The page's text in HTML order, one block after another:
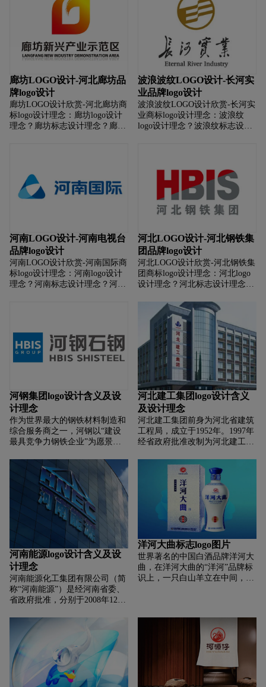
志设计含义？电视台台标商标设
标？如何设计电视台台标标志？
如何设计电视台台标logo？如何
设计电视台台标品牌？
廊坊LOGO设计-河北廊坊品
牌logo设计
廊坊LOGO设计欣赏-河北廊坊商
标logo设计理念：廊坊logo设计
理念？廊坊标志设计理念？廊坊
计廊坊logo？如何设计廊坊品
牌？
波浪波纹LOGO设计-长河实
业品牌logo设计
波浪波纹LOGO设计欣赏-长河实
业商标logo设计理念：波浪纹
logo设计理念？波浪纹标志设计
义？如何设计波浪纹商标？如何
设计波浪纹标志？如何设计波浪
纹logo？如何设计波浪纹品牌？
河南LOGO设计-河南电视台
品牌logo设计
河南LOGO设计欣赏-河南国际商
标logo设计理念：河南logo设计
理念？河南标志设计理念？河南
计河南logo？如何设计河南品
牌？
河北LOGO设计-河北钢铁集
团品牌logo设计
河北LOGO设计欣赏-河北钢铁集
团商标logo设计理念：河北logo
设计理念？河北标志设计理念？
设计含义？河北标志设计含义？
河北商标设计含义？如何设计河
北商标？如何设计河北标志？如
何设计河北logo？如何设计河北
品牌？
河钢集团logo设计含义及设
计理念
作为世界最大的钢铁材料制造和
综合服务商之一，河钢以“建设
最具竞争力钢铁企业”为愿景，
的钢铁材料和工业服务解决方
案。目前，河钢已经成为中国第
一大家电用钢、第二大汽车用钢
供应商，海洋工程、建筑桥梁用
钢领军企业，在MPI 中国钢铁企
业竞争力排名中获“竞争力极强”
最高评级，是世界钢铁协会会
长、中国钢铁工业协会轮值会长
单位。近年来，河钢树立全球、
全产业链理念，推进“钢铁向材
料”“制造向服务”的转型升级，形
成钢铁材料、新兴产业、海外事
业与产业金融深度融合、高效协
同的格局，努力成为具有世界品
2020年“中国企业500强”、“中国
制造业企业500强”、“中国跨国
公司100大”排行榜中分别位列第
59位、第18位和第35位。
河北建工集团logo设计含义
及设计理念
河北建工集团前身为河北省建筑
工程局，成立于1952年。1997年
经省政府批准改制为河北建工集
级国有资产授权经营机构，经过
七十年发展，集团已发展成为具
有“两大主业、五大板块”（建安
施工传统主业、房地产第二主
业、科技、服务、物流、金融、
制造五大支撑板块）的国有大型
建筑业企业集团。企业年经营能
力超过800亿元。集团公司连续
两年被评为“河北省百强排序优
势企业”。2016年8月，河北建工
集团在"2016中国企业500强"中
排名第462位。
河南能源logo设计含义及设
计理念
河南能源化工集团有限公司（简
称“河南能源”）是经河南省委、
省政府批准，分别于2008年12
组，成立的一家国有独资特大型
能源化工集团，产业主要涉及能
源、高端化工、新材料、现代物
贸、金融服务、智能制造和合金
新材料等产业，主要分布在河
南、新疆、青海、贵州、内蒙
洋河大曲标志logo图片
世界著名的中国白酒品牌洋河大
曲，在洋河大曲的“洋河”品牌标
识上，一只白山羊立在中间，周
础，“洋河”体现了酿酒之美。 如
今，洋河（苏酒集团）所倡导的
企业文化“狮羊文化”，本质上是
“以狮羊为本”。 说到“狮性”，其
实是对现有“山羊精神”的升华，
更强调创新和超越。 “以羊为本”